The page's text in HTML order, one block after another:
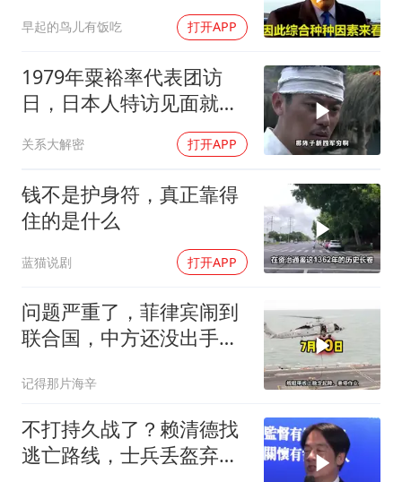
早起的鸟儿有饭吃 打开APP
1979年粟裕率代表团访
日，日本人特访见面就喊
关系大解密 打开APP
钱不是护身符，真正靠得
住的是什么
蓝猫说剧 打开APP
问题严重了，菲律宾闹到
联合国，中方还没出手，
记得那片海辛
不打持久战了？赖清德找
逃亡路线，士兵丢盔弃